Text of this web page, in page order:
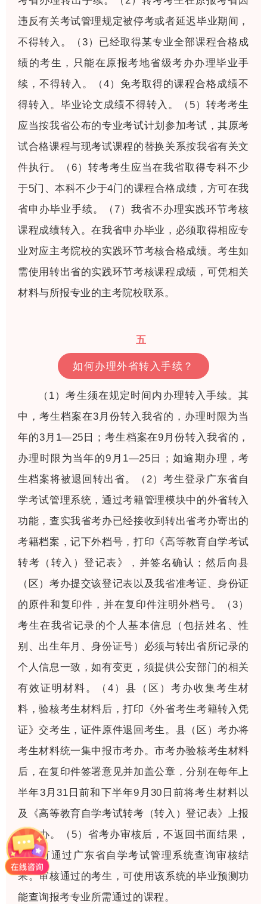
违反有关考试管理规定被停考或者延迟毕业期间，
不得转入。（3）已经取得某专业全部课程合格成
绩的考生，只能在原报考地省级考办办理毕业手
续，不得转入。（4）免考取得的课程合格成绩不
得转入。毕业论文成绩不得转入。（5）转考考生
应当按我省公布的专业考试计划参加考试，其原考
试合格课程与现考试课程的替换关系按我省有关文
件执行。（6）转考考生应当在我省取得专科不少
于5门、本科不少于4门的课程合格成绩，方可在我
省申办毕业手续。（7）我省不办理实践环节考核
课程成绩转入。在我省申办毕业，必须取得相应专
业对应主考院校的实践环节考核合格成绩。考生如
需使用转出省的实践环节考核课程成绩，可凭相关
材料与所报专业的主考院校联系。
五
如何办理外省转入手续？
（1）考生须在规定时间内办理转入手续。其
中，考生档案在3月份转入我省的，办理时限为当
年的3月1—25日；考生档案在9月份转入我省的，
办理时限为当年的9月1—25日；如逾期办理，考
生档案将被退回转出省。（2）考生登录广东省自
学考试管理系统，通过考籍管理模块中的外省转入
功能，查实我省考办已经接收到转出省考办寄出的
考籍档案，记下外档号，打印《高等教育自学考试
转考（转入）登记表》，并签名确认；然后向县
（区）考办提交该登记表以及我省准考证、身份证
的原件和复印件，并在复印件注明外档号。（3）
考生在我省记录的个人基本信息（包括姓名、性
别、出生年月、身份证号）必须与转出省所记录的
个人信息一致，如有变更，须提供公安部门的相关
有效证明材料。（4）县（区）考办收集考生材
料，验核考生材料后，打印《外省考生考籍转入凭
证》交考生，证件原件退回考生。县（区）考办将
考生材料统一集中报市考办。市考办验核考生材料
后，在复印件签署意见并加盖公章，分别在每年上
半年3月31日前和下半年9月30日前将考生材料以
及《高等教育自学考试转考（转入）登记表》上报
省考办。（5）省考办审核后，不返回书面结果，
考生可通过广东省自学考试管理系统查询审核结
果。审核通过的考生，可使用该系统的毕业预测功
能查询报考专业所需通过的课程。